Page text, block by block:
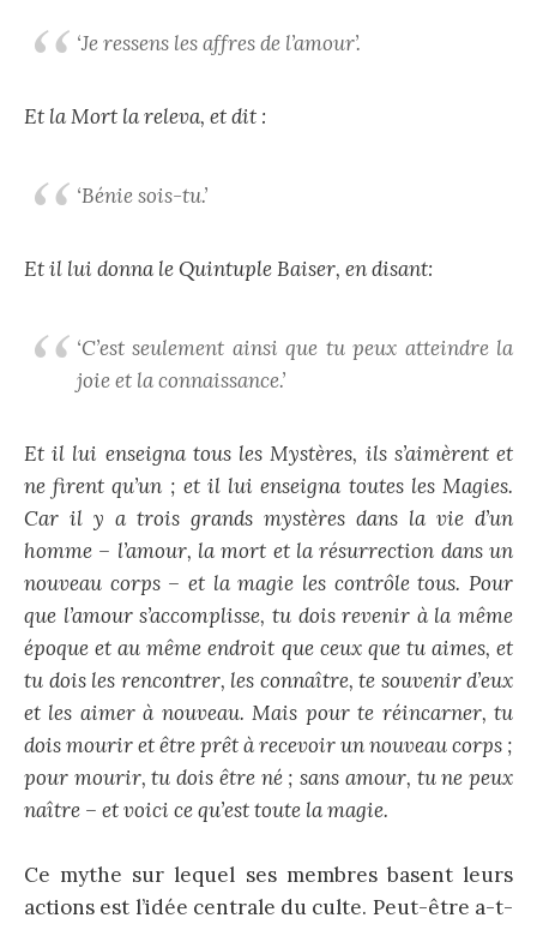
‘Je ressens les affres de l’amour’.
Et la Mort la releva, et dit :
‘Bénie sois-tu.’
Et il lui donna le Quintuple Baiser, en disant:
‘C’est seulement ainsi que tu peux atteindre la
joie et la connaissance.’
Et il lui enseigna tous les Mystères, ils s’aimèrent et
ne firent qu’un ; et il lui enseigna toutes les Magies.
Car il y a trois grands mystères dans la vie d’un
homme – l’amour, la mort et la résurrection dans un
nouveau corps – et la magie les contrôle tous. Pour
que l’amour s’accomplisse, tu dois revenir à la même
époque et au même endroit que ceux que tu aimes, et
tu dois les rencontrer, les connaître, te souvenir d’eux
et les aimer à nouveau. Mais pour te réincarner, tu
dois mourir et être prêt à recevoir un nouveau corps ;
pour mourir, tu dois être né ; sans amour, tu ne peux
naître – et voici ce qu’est toute la magie.
Ce mythe sur lequel ses membres basent leurs
actions est l’idée centrale du culte. Peut-être a-t-